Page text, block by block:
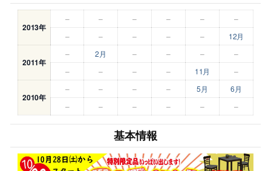
2013年
– – – – –
–
–
– – – – 12月
2011年
– 2月 – – –
–
–
– – – 11月 –
2010年
– – – – 5月
6月
–
– – – – –
基本情報